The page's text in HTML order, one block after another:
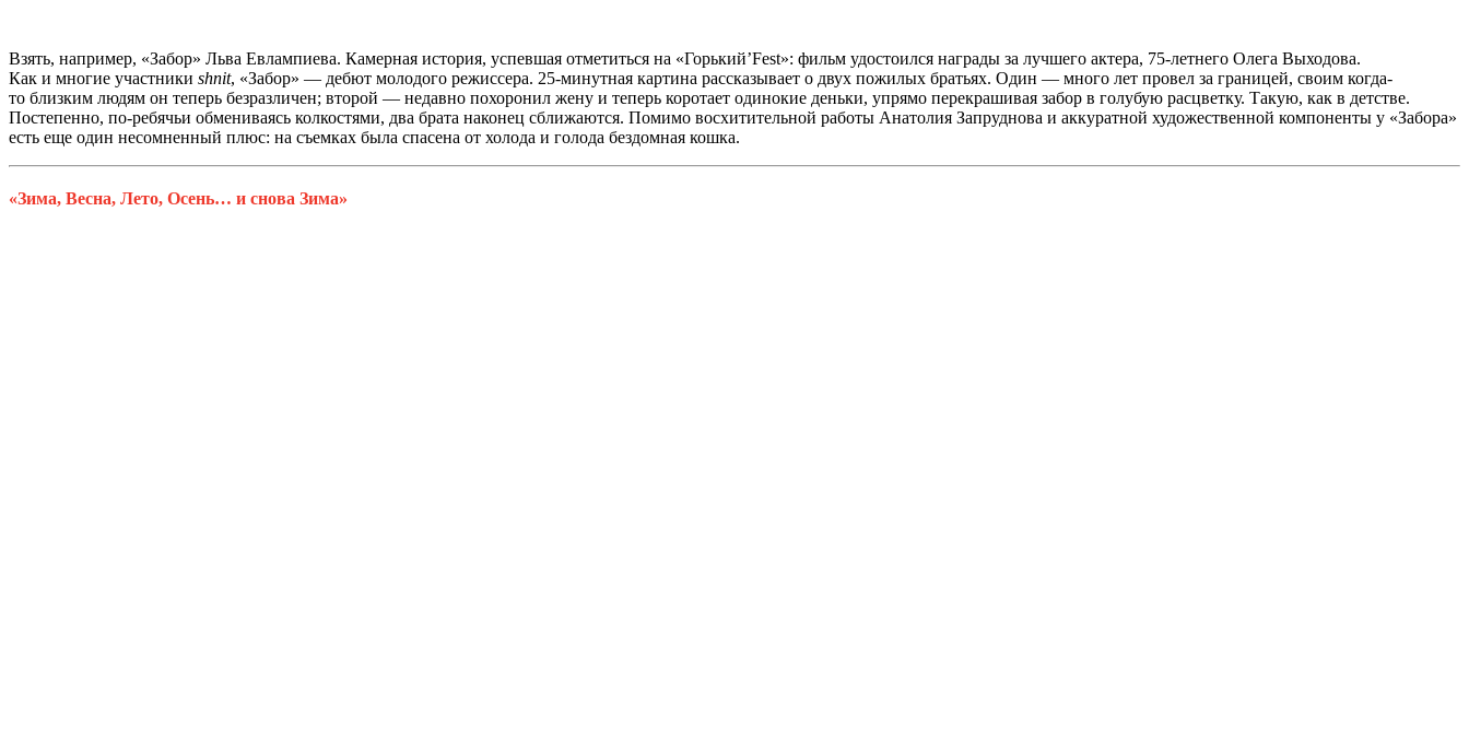
Взять, например, «Забор» Льва Евлампиева. Камерная история, успевшая отметиться на «Горький’Fest»: фильм удостоился награды за лучшего актера, 75-летнего Олега Выходова.
Как и многие участники shnit, «Забор» — дебют молодого режиссера. 25-минутная картина рассказывает о двух пожилых братьях. Один — много лет провел за границей, своим когда-
то близким людям он теперь безразличен; второй — недавно похоронил жену и теперь коротает одинокие деньки, упрямо перекрашивая забор в голубую расцветку. Такую, как в детстве.
Постепенно, по-ребячьи обмениваясь колкостями, два брата наконец сближаются. Помимо восхитительной работы Анатолия Запруднова и аккуратной художественной компоненты у «Забора»
есть еще один несомненный плюс: на съемках была спасена от холода и голода бездомная кошка.
«Зима, Весна, Лето, Осень… и снова Зима»